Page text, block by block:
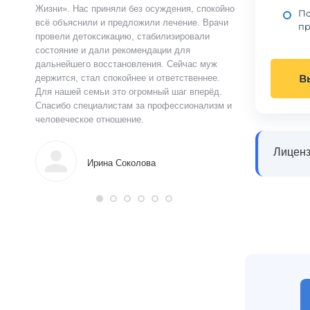
Жизни». Нас приняли без осуждения, спокойно
всё объяснили и предложили лечение. Врачи
провели детоксикацию, стабилизировали
состояние и дали рекомендации для
дальнейшего восстановления. Сейчас муж
держится, стал спокойнее и ответственнее.
Для нашей семьи это огромный шаг вперёд.
Спасибо специалистам за профессионализм и
человеческое отношение.
Ирина Соколова
чувства быстро
выслушал,
лечения я
почувствовал